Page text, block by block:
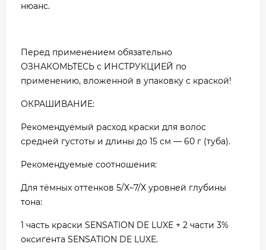
нюанс.
Перед применением обязательно
ОЗНАКОМЬТЕСЬ с ИНСТРУКЦИЕЙ по
применению, вложенной в упаковку с краской!
ОКРАШИВАНИЕ:
Рекомендуемый расход краски для волос
средней густоты и длины до 15 см — 60 г (туба).
Рекомендуемые соотношения:
Для тёмных оттенков 5/Х–7/Х уровней глубины
тона:
1 часть краски SENSATION DE LUXE + 2 части 3%
оксигента SENSATION DE LUXE.